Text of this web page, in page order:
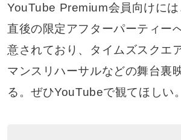
YouTube Premium会員向けには
直後の限定アフターパーティー
意されており、タイムズスクエ
マンスリハーサルなどの舞台裏
る。ぜひYouTubeで観てほしい。